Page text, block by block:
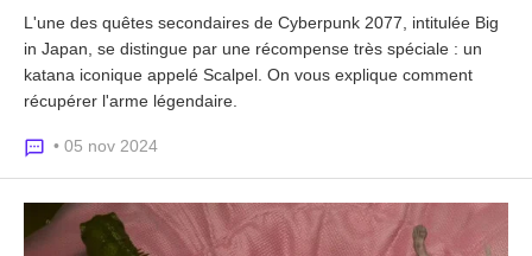
L'une des quêtes secondaires de Cyberpunk 2077, intitulée Big
in Japan, se distingue par une récompense très spéciale : un
katana iconique appelé Scalpel. On vous explique comment
récupérer l'arme légendaire.
• 05 nov 2024